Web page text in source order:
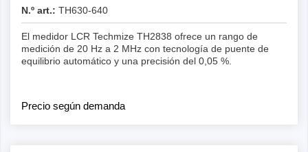
N.º art.: TH630-640
El medidor LCR Techmize TH2838 ofrece un rango de
medición de 20 Hz a 2 MHz con tecnología de puente de
equilibrio automático y una precisión del 0,05 %.
Precio según demanda